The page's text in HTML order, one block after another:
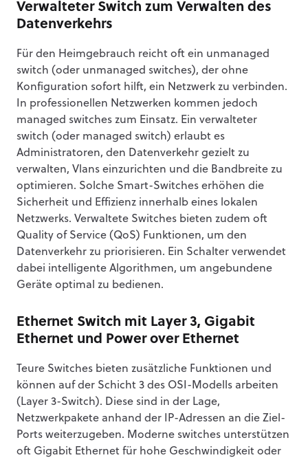
Verwalteter Switch zum Verwalten des
Datenverkehrs
Für den Heimgebrauch reicht oft ein unmanaged
switch (oder unmanaged switches), der ohne
Konfiguration sofort hilft, ein Netzwerk zu verbinden.
In professionellen Netzwerken kommen jedoch
managed switches zum Einsatz. Ein verwalteter
switch (oder managed switch) erlaubt es
Administratoren, den Datenverkehr gezielt zu
verwalten, Vlans einzurichten und die Bandbreite zu
optimieren. Solche Smart-Switches erhöhen die
Sicherheit und Effizienz innerhalb eines lokalen
Netzwerks. Verwaltete Switches bieten zudem oft
Quality of Service (QoS) Funktionen, um den
Datenverkehr zu priorisieren. Ein Schalter verwendet
dabei intelligente Algorithmen, um angebundene
Geräte optimal zu bedienen.
Ethernet Switch mit Layer 3, Gigabit
Ethernet und Power over Ethernet
Teure Switches bieten zusätzliche Funktionen und
können auf der Schicht 3 des OSI-Modells arbeiten
(Layer 3-Switch). Diese sind in der Lage,
Netzwerkpakete anhand der IP-Adressen an die Ziel-
Ports weiterzugeben. Moderne switches unterstützen
oft Gigabit Ethernet für hohe Geschwindigkeit oder